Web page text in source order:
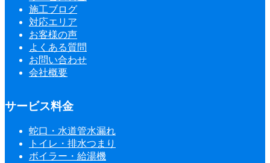
施工ブログ
対応エリア
お客様の声
よくある質問
お問い合わせ
会社概要
サービス料金
蛇口・水道管水漏れ
トイレ・排水つまり
ボイラー・給湯機